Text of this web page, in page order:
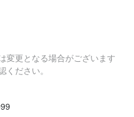
変更となる場合がございます
ださい。
り組んでいる人や多様な経験
と思います。
るから通いやすい」「アニ
ひお気軽にご応募ください。
。
供などの仕事をしてみません
というイメージでしょうか。
、1人当たりの裁量権が大きい
り組んでいる人や多様な経験
と思います。